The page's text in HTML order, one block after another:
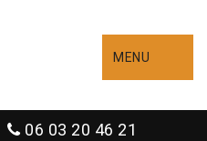
MENU
06 03 20 46 21